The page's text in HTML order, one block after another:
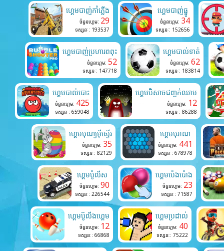
ហ្គេមបាញ់កាំភ្លើង
ចំនួនហ្គេម: 29
ទស្សនៈ: 193537
ហ្គេមបាញ់ធ្នូ
ចំនួនហ្គេម: 34
ទស្សនៈ: 152656
ហ្គេមបាញ់ប្រហារពពុះ
ចំនួនហ្គេម: 52
ទស្សនៈ: 147718
ហ្គេមបាល់ទាត់
ចំនួនហ្គេម: 62
ទស្សនៈ: 183814
ហ្គេមបាល់បោះ
ចំនួនហ្គេម: 425
ទស្សនៈ: 659048
ហ្គេមបិសាចជញ្ជក់ឈាម
ចំនួនហ្គេម: 12
ទស្សនៈ: 86288
ហ្គេមបុណ្យអ៊ីស្ទើរ
ចំនួនហ្គេម: 35
ទស្សនៈ: 82129
ហ្គេមបុរាណ
ចំនួនហ្គេម: 441
ទស្សនៈ: 678978
ហ្គេមប៉ូលីស
ចំនួនហ្គេម: 90
ទស្សនៈ: 226544
ហ្គេមប៉េងប៉ោង
ចំនួនហ្គេម: 23
ទស្សនៈ: 71587
ហ្គេមប៊ូលីងហ្គេម
ចំនួនហ្គេម: 12
ទស្សនៈ: 66868
ហ្គេមប្រដាល់
ចំនួនហ្គេម: 40
ទស្សនៈ: 75222